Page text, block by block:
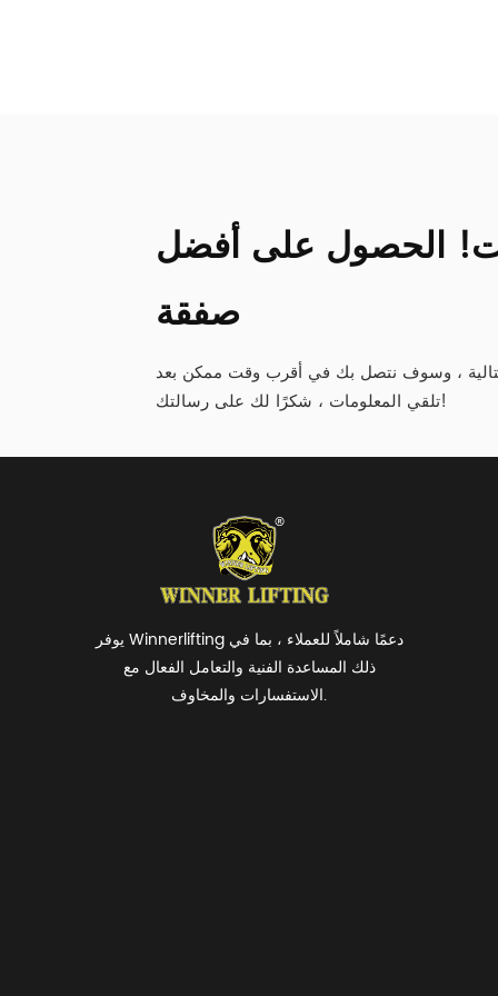
الحصول على أفضل
صفقة
، وسوف نتصل بك في أقرب وقت ممكن بعد
تلقي المعلومات ، شكرًا لك على رسالتك!
يوفر Winnerlifting دعمًا شاملاً للعملاء ، بما في
ذلك المساعدة الفنية والتعامل الفعال مع
الاستفسارات والمخاوف.